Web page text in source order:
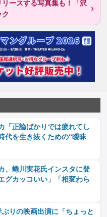
リースする写真集も！「沢
「正論ばかりでは疲れてし
代を生き抜くための“曖昧
、蜷川実花氏インスタに登
グカッコいい」「相変わら
りの映画出演に「ちょっと